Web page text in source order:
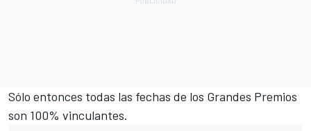
Sólo entonces todas las fechas de los Grandes Premios
son 100% vinculantes.